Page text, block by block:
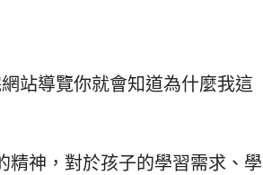
站導覽你就會知道為什麼我這
精神，對於孩子的學習需求、學